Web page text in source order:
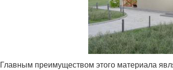
Главным преимуществом этого материала